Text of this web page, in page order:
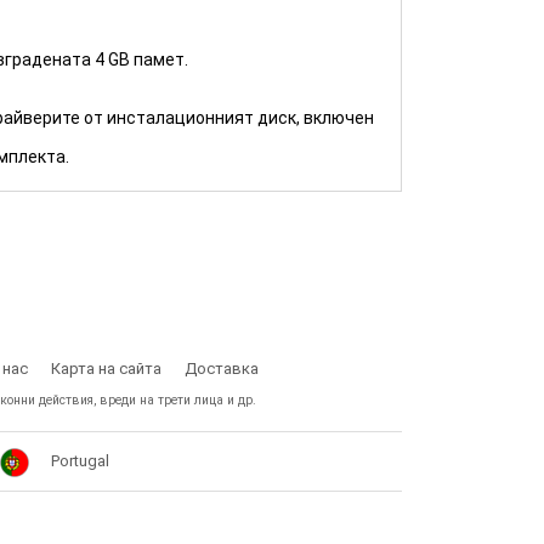
4 GB памет.
от инсталационният диск, включен
Карта на сайта Доставка
действия, вреди на трети лица и др.
Portugal